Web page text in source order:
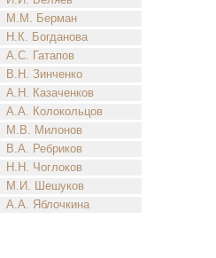
М.М. Берман
Н.К. Богданова
А.С. Гатапов
В.Н. Зинченко
А.Н. Казаченков
А.А. Колокольцов
М.В. Милонов
В.А. Ребриков
Н.Н. Чоглоков
М.И. Шешуков
А.А. Яблочкина